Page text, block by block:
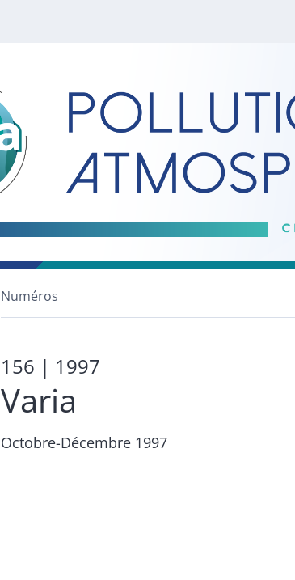
Numéros
156 | 1997
Varia
Octobre-Décembre 1997